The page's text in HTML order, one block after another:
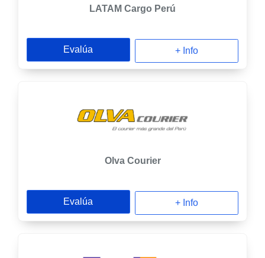
LATAM Cargo Perú
Evalúa + Info
Olva Courier
Evalúa + Info